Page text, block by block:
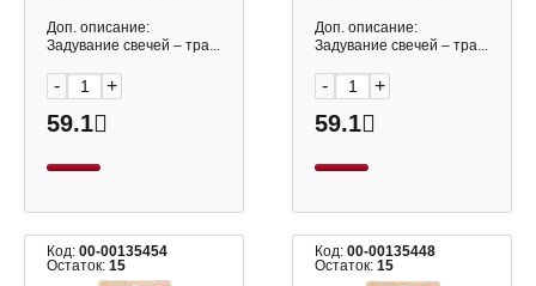
Карнавалия
Доп. описание:
Задувание свечей – тра...
- +
59.1
Карнавалия
Доп. описание:
Задувание свечей – тра...
- +
59.1
Код: 00-00135454
Остаток: 15
Код:00-00135448
Остаток:15